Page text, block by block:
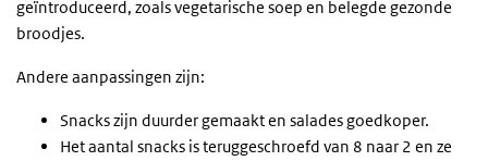
geïntroduceerd, zoals vegetarische soep en belegde gezonde
broodjes.
Andere aanpassingen zijn:
Snacks zijn duurder gemaakt en salades goedkoper.
Het aantal snacks is teruggeschroefd van 8 naar 2 en ze